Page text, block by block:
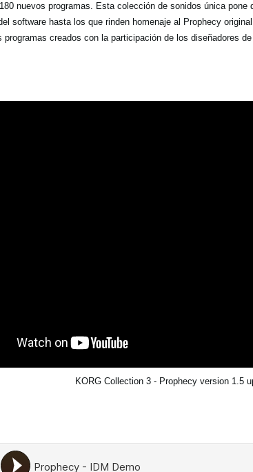
nuevos programas. Esta colección de sonidos única
software hasta los que rinden homenaje al Prophecy
creados con la participación de los diseñadores
KORG Collection 3 - Prophecy version 1.5